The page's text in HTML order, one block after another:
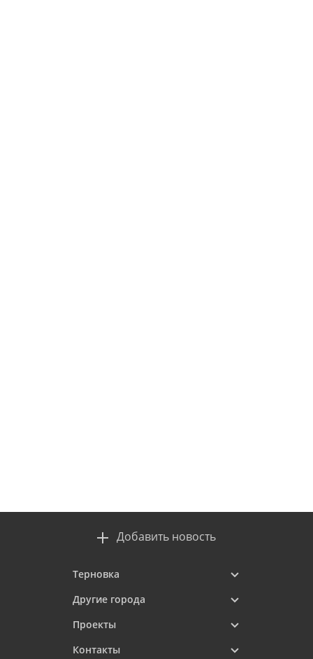
Добавить новость
Терновка
Другие города
Проекты
Контакты